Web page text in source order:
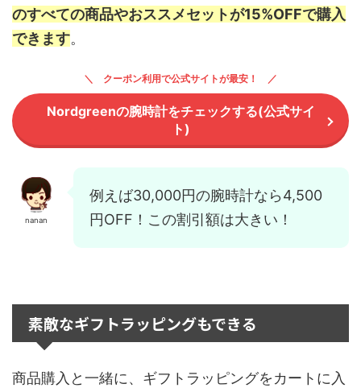
のすべての商品やおススメセットが15%OFFで購入
できます。
クーポン利用で公式サイトが最安！
Nordgreenの腕時計をチェックする(公式サイ
ト)
nanan
例えば30,000円の腕時計なら4,500
円OFF！この割引額は大きい！
素敵なギフトラッピングもできる
商品購入と一緒に、ギフトラッピングをカートに入